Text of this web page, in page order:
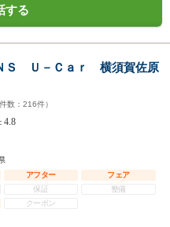
する
Ｓ Ｕ－Ｃａｒ 横須賀佐原
数： 216件）
4.8
アフター
フェア
保証
整備
クーポン